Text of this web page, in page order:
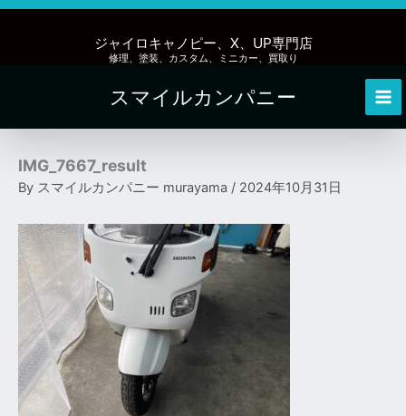
内
ッ
ジャイロキャノピー、X、UP専門店
修理、塗装、カスタム、ミニカー、買取り
スマイルカンパニー
IMG_7667_result
By スマイルカンパニー murayama / 2024年10月31日